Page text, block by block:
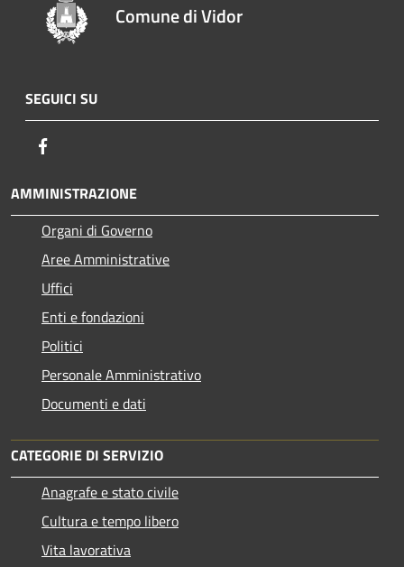
Comune di Vidor
SEGUICI SU
AMMINISTRAZIONE
Organi di Governo
Aree Amministrative
Uffici
Enti e fondazioni
Politici
Personale Amministrativo
Documenti e dati
CATEGORIE DI SERVIZIO
Anagrafe e stato civile
Cultura e tempo libero
Vita lavorativa